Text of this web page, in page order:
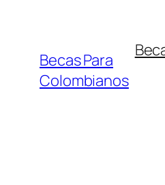
contenido
Becas Para
Colombianos